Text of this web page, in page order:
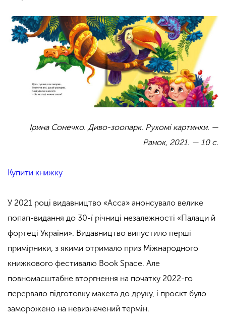
Ірина Сонечко. Диво-зоопарк. Рухомі картинки. —
Ранок, 2021. — 10 с.
Купити книжку
У 2021 році видавництво «Асса» анонсувало велике
попап-видання до 30-ї річниці незалежності «Палаци й
фортеці України». Видавництво випустило перші
примірники, з якими отримало приз Міжнародного
книжкового фестивалю Book Space. Але
повномасштабне вторгнення на початку 2022-го
перервало підготовку макета до друку, і проєкт було
заморожено на невизначений термін.